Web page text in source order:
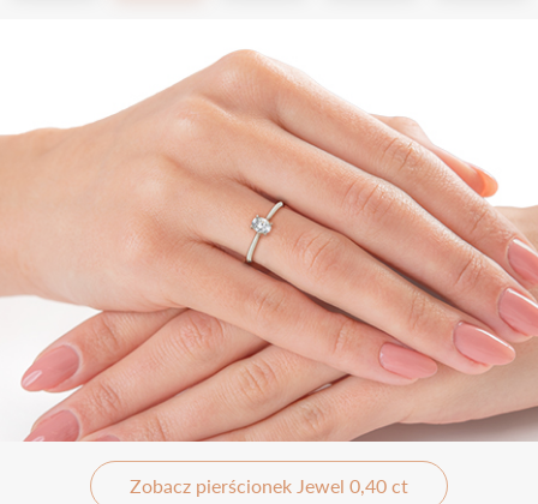
Zobacz pierścionek Jewel 0,40 ct